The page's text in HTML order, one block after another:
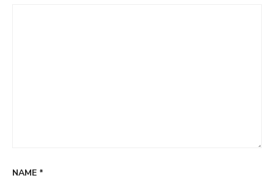
NAME *